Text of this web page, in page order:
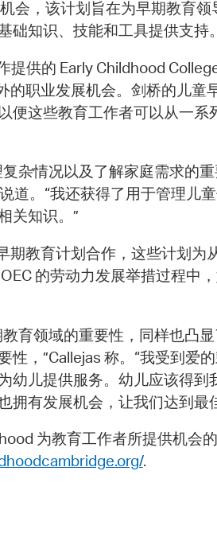
会，该计划旨在为早期教育
础知识、技能和工具提供支持
提供的 Early Childhood
的职业发展机会。剑桥的儿童
便这些教育工作者可以从一系
杂情况以及了解家庭需求的
道。“我还获得了用于管理儿
关知识。”
期教育计划合作，这些计划为
的劳动力发展举措过程中
育领域的重要性，同样也凸
性，”Callejas 称。“我受到爱
幼儿提供服务。幼儿应该得到
拥有发展机会，让我们达到最
为教育工作者所提供机会
.